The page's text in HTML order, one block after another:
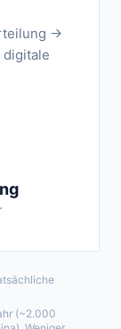
→
(~2.000